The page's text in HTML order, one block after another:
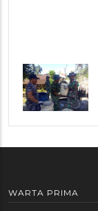
WARTA PRIMA